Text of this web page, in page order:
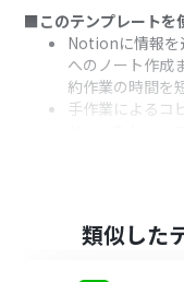
■このテンプレートを
Notionに情報を
へのノート作成
約作業の時間を
手作業によるコ
次に、トリガ
スのページが
類似した